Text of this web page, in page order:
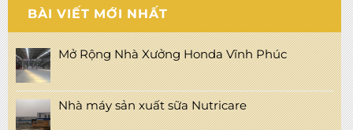
BÀI VIẾT MỚI NHẤT
Mở Rộng Nhà Xưởng Honda Vĩnh Phúc
Nhà máy sản xuất sữa Nutricare